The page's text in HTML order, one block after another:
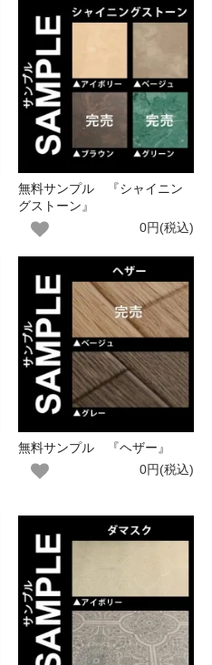
無料サンプル 『シャイニン
グストーン』
0円(税込)
無料サンプル 『ヘザー』
0円(税込)